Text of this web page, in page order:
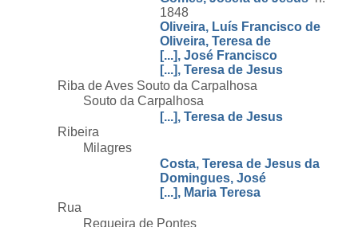
1848
Oliveira, Luís Francisco de
Oliveira, Teresa de
[...], José Francisco
[...], Teresa de Jesus
Riba de Aves Souto da Carpalhosa
Souto da Carpalhosa
[...], Teresa de Jesus
Ribeira
Milagres
Costa, Teresa de Jesus da
Domingues, José
[...], Maria Teresa
Rua
Regueira de Pontes